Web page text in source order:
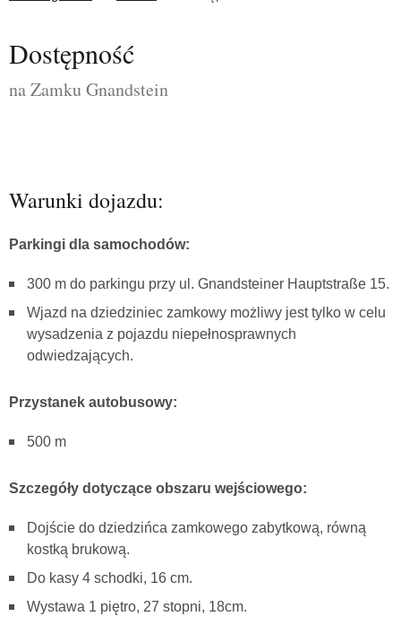
Dostępność
na Zamku Gnandstein
Warunki dojazdu:
Parkingi dla samochodów:
300 m do parkingu przy ul. Gnandsteiner Hauptstraße 15.
Wjazd na dziedziniec zamkowy możliwy jest tylko w celu
wysadzenia z pojazdu niepełnosprawnych
odwiedzających.
Przystanek autobusowy:
500 m
Szczegóły dotyczące obszaru wejściowego:
Dojście do dziedzińca zamkowego zabytkową, równą
kostką brukową.
Do kasy 4 schodki, 16 cm.
Wystawa 1 piętro, 27 stopni, 18cm.